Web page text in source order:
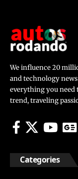
We influence 20
and technology
everything you need
trend, traveling
Categories